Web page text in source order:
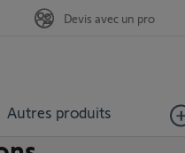
Autres produits
Devis avec un pro